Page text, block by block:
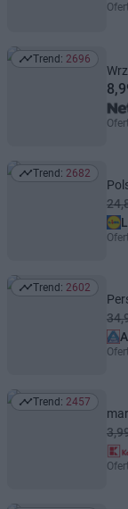
Trend: 2696
Trend: 2696
Trend: 2682
Trend: 2682
Trend: 2602
Trend: 2602
Trend: 2457
Trend: 2457